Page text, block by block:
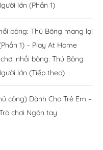
lớn (Phần 1)
bông: Thú Bông mang lại
1) – Play At Home
nhồi bông: Thú Bông
lớn (Tiếp theo)
công) Dành Cho Trẻ Em –
chơi Ngón tay